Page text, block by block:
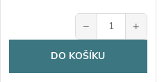
− +
DO KOŠÍKU